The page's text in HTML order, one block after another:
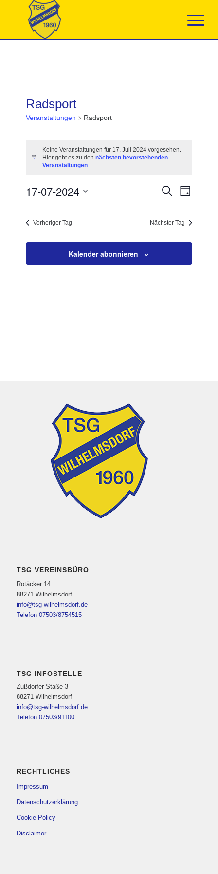
Radsport
Veranstaltungen Radsport
17.
Hinweis
Keine Veranstaltungen für 17. Juli 2024 vorgesehen.
Hier geht es zu dennächsten bevorstehenden
Veranstaltungen.
Suche
und
Navigation
Suche
Tag
17-07-2024
Vorheriger Tag
Nächster Tag
Kalender abonnieren
TSG VEREINSBÜRO
Rotäcker 14
88271 Wilhelmsdorf
info@tsg-wilhelmsdorf.de
Telefon 07503/8754515
TSG INFOSTELLE
Zußdorfer Staße 3
88271 Wilhelmsdorf
info@tsg-wilhelmsdorf.de
Telefon 07503/91100
RECHTLICHES
Impressum
Datenschutzerklärung
Cookie Policy
Disclaimer